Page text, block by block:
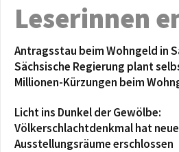
Leserinnen
Antragsstau beim Wohngeld in
Sächsische Regierung plant
Millionen-Kürzungen beim
Licht ins Dunkel der Gewölbe:
Völkerschlachtdenkmal hat neue
Ausstellungsräume erschlossen